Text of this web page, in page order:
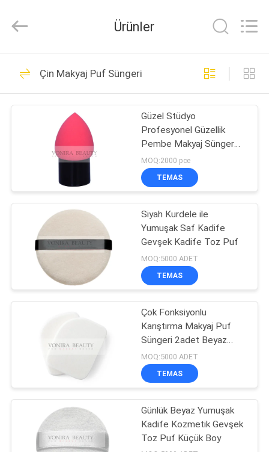
ÜRÜN:%
HAKKIMIZDA
FABRIKA
KALITE
KONTROL
HARITASI
PRIVACY
POLICY
Reserved.
Lüks Makyaj
Fırçaları
99
Yüksek Kalite
Makyaj Fırçaları
142
Özel Etiket Makyaj
Fırçaları
167
Ürünler
Çin Makyaj Puf Süngeri
Güzel Stüdyo
Profesyonel Güzellik
Pembe Makyaj Sünger
Kullanımlık
MOQ:2000 pce
TEMAS
Siyah Kurdele ile
Yumuşak Saf Kadife
Gevşek Kadife Toz Puf
MOQ:5000 ADET
TEMAS
Çok Fonksiyonlu
Karıştırma Makyaj Puf
Süngeri 2adet Beyaz
Süper
MOQ:5000 ADET
TEMAS
Günlük Beyaz Yumuşak
Kadife Kozmetik Gevşek
Toz Puf Küçük Boy